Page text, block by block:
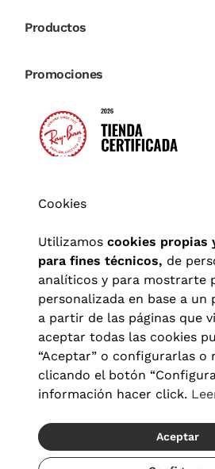
Recíbelo del 10/
Productos
Promociones
Aviso legal| Política de privacidad
Política de cookies|
© 2026
Cookies
Utilizamos cookies propias
para fines técnicos, de
analíticos y para mostrarte
personalizada en base a un
a partir de las páginas que
aceptar todas las cookies
“Aceptar” o configurarlas o
clicando el botón
información hacer click.
Aceptar